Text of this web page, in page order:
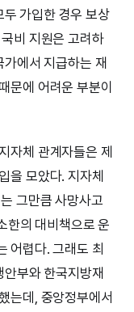
가입한 경우 보상
비 지원은 고려하
에서 지급하는 재
문에 어려운 부분이
자체 관계자들은 제
을 모았다. 지자체
그만큼 사망사고
한의 대비책으로 운
어렵다. 그래도 최
부와 한국지방재
는데, 중앙정부에서